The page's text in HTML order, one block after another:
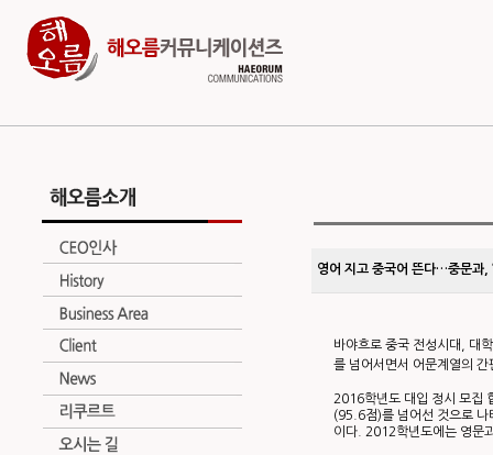
영어 지고 중국어 뜬다…중문과,
바야흐로 중국 전성시대, 대
를 넘어서면서 어문계열의
2016학년도 대입 정시 모집
(95.6점)를 넘어선 것으로
이다. 2012학년도에는 영문